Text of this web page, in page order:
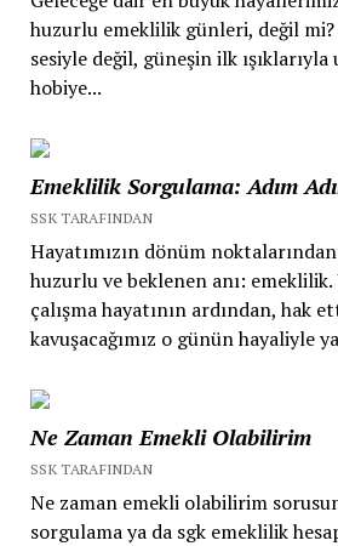
huzurlu emeklilik günleri, değil mi?
sesiyle değil, güneşin ilk
hobiye...
Emeklilik Sorgulama: Adım
SSK TARAFINDAN
Hayatımızın dönüm
huzurlu ve beklenen anı:
çalışma hayatının ardından, hak
kavuşacağımız o günün hayaliyle
Ne Zaman Emekli Olabilirim
SSK TARAFINDAN
Ne zaman emekli olabilirim
sorgulama ya da sgk emeklilik